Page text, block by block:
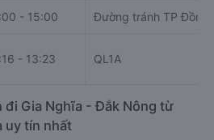
- 15:00 Đường tránh TP Đồng
- 13:23 QL1A
đi Gia Nghĩa - Đắk Nông từ
uy tín nhất